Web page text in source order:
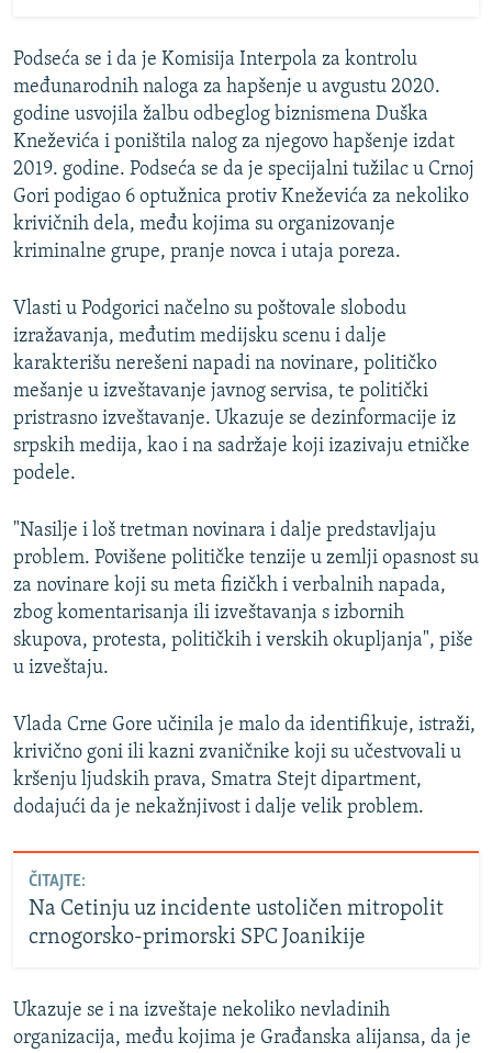
Podseća se i da je Komisija Interpola za kontrolu
međunarodnih naloga za hapšenje u avgustu 2020.
godine usvojila žalbu odbeglog biznismena Duška
Kneževića i poništila nalog za njegovo hapšenje izdat
2019. godine. Podseća se da je specijalni tužilac u Crnoj
Gori podigao 6 optužnica protiv Kneževića za nekoliko
krivičnih dela, među kojima su organizovanje
kriminalne grupe, pranje novca i utaja poreza.
Vlasti u Podgorici načelno su poštovale slobodu
izražavanja, međutim medijsku scenu i dalje
karakterišu nerešeni napadi na novinare, političko
mešanje u izveštavanje javnog servisa, te politički
pristrasno izveštavanje. Ukazuje se dezinformacije iz
srpskih medija, kao i na sadržaje koji izazivaju etničke
podele.
"Nasilje i loš tretman novinara i dalje predstavljaju
problem. Povišene političke tenzije u zemlji opasnost su
za novinare koji su meta fizičkh i verbalnih napada,
zbog komentarisanja ili izveštavanja s izbornih
skupova, protesta, političkih i verskih okupljanja", piše
u izveštaju.
Vlada Crne Gore učinila je malo da identifikuje, istraži,
krivično goni ili kazni zvaničnike koji su učestvovali u
kršenju ljudskih prava, Smatra Stejt dipartment,
dodajući da je nekažnjivost i dalje velik problem.
ČITAJTE:
Na Cetinju uz incidente ustoličen mitropolit
crnogorsko-primorski SPC Joanikije
Ukazuje se i na izveštaje nekoliko nevladinih
organizacija, među kojima je Građanska alijansa, da je